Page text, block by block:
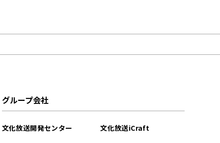
グループ会社
文化放送開発センター 文化放送iCraft